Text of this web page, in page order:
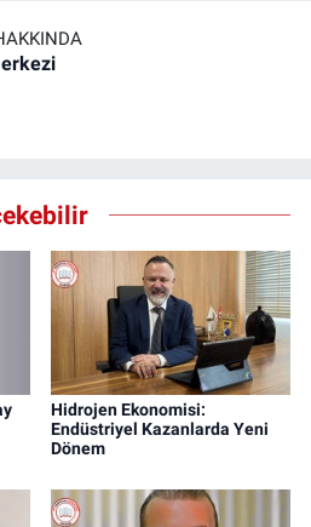
Hidrojen Ekonomisi:
Endüstriyel Kazanlarda Yeni
Dönem